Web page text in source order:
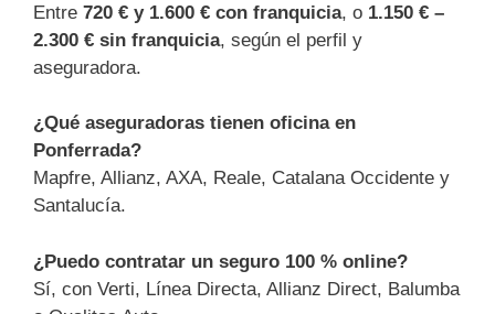
Entre 720 € y 1.600 € con franquicia, o 1.150 € –
2.300 € sin franquicia, según el perfil y
aseguradora.
¿Qué aseguradoras tienen oficina en
Ponferrada?
Mapfre, Allianz, AXA, Reale, Catalana Occidente y
Santalucía.
¿Puedo contratar un seguro 100 % online?
Sí, con Verti, Línea Directa, Allianz Direct, Balumba